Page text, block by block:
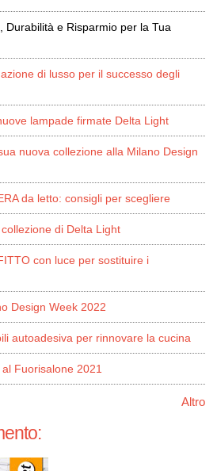
Durabilità e Risparmio per la Tua
di lusso per il successo degli
lampade firmate Delta Light
nuova collezione alla Milano Design
da letto: consigli per scegliere
di Delta Light
con luce per sostituire i
Design Week 2022
autoadesiva per rinnovare la cucina
Fuorisalone 2021
Altro